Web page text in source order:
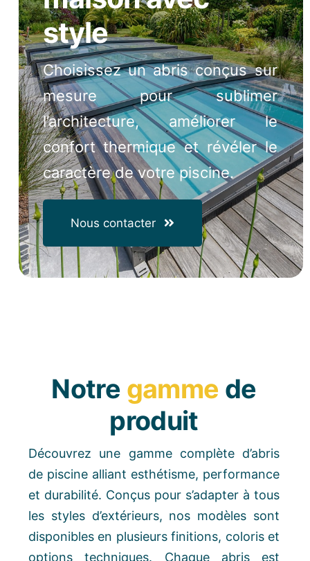
style
Choisissez un abris conçus sur
mesure pour sublimer
l’architecture, améliorer le
confort thermique et révéler le
caractère de votre piscine.
Nous contacter
Notre gamme de
produit
Découvrez une gamme complète d’abris
de piscine alliant esthétisme, performance
et durabilité. Conçus pour s’adapter à tous
les styles d’extérieurs, nos modèles sont
disponibles en plusieurs finitions, coloris et
options techniques. Chaque abris est